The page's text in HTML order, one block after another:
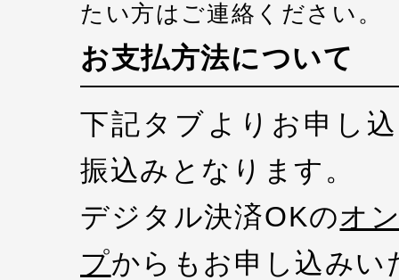
たい方はご連絡ください。
お支払方法について
下記タブよりお申し
振込みとなります。
デジタル決済OKのオ
プからもお申し込みい